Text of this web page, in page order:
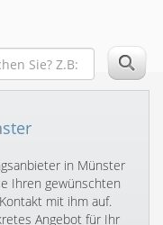
in Münster
Ihren gewünschten
mit ihm auf.
Angebot für Ihr